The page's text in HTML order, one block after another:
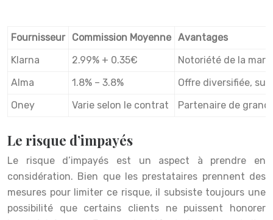
Fournisseur Commission Moyenne Avantages
Klarna
2.99% + 0.35€
Notoriété de la
Alma
1.8% – 3.8%
Offre diversifiée,
Oney
Varie selon le contrat Partenaire de
Le risque d’impayés
Le risque d’impayés est un aspect à prendre en
considération. Bien que les prestataires prennent des
mesures pour limiter ce risque, il subsiste toujours une
possibilité que certains clients ne puissent honorer